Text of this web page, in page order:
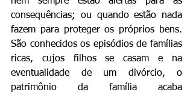
consequências; ou quando estão nada
fazem para proteger os próprios bens.
São conhecidos os episódios de famílias
ricas, cujos filhos se casam e na
eventualidade de um divórcio, o
patrimônio da família acaba